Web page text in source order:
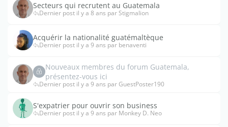
Secteurs qui recrutent au Guatemala
Dernier post il y a 8 ans par Stigmalion
Acquérir la nationalité guatémaltèque
Dernier post il y a 9 ans par benaventi
Nouveaux membres du forum Guatemala,
présentez-vous ici
Dernier post il y a 9 ans par GuestPoster190
S'expatrier pour ouvrir son business
Dernier post il y a 9 ans par Monkey D. Neo